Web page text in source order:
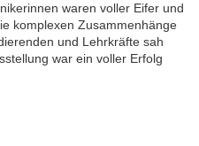
waren voller Eifer und
komplexen Zusammenhänge
und Lehrkräfte sah
war ein voller Erfolg